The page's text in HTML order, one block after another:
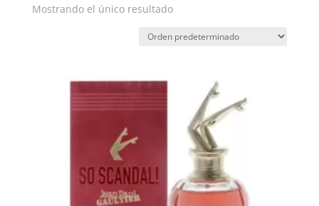
Mostrando el único resultado